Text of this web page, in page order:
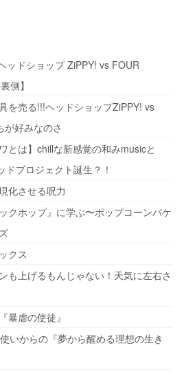
ッドショップ ZiPPY! vs FOUR
側】
を売る!!!ヘッドショップZiPPY! vs
が好みなのさ
とは】chillな新感覚の和みmusicと
プロジェクト誕生？！
化させる呪力
クホップ』に学ぶ〜ポップコーンバケ
クス
も上げるもんじゃない！天気に左右さ
暴虐の使徒』
いからの『夢から醒める理想の生き